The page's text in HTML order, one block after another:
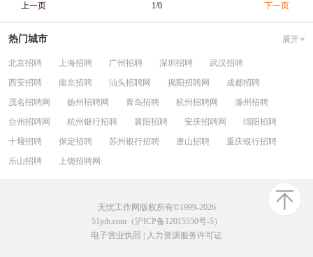
上一页 1/0 下一页
热门城市 展开
北京招聘 上海招聘 广州招聘 深圳招聘
武汉招聘
西安招聘
南京招聘 汕头招聘网 揭阳招聘网
成都招聘
茂名招聘网
扬州招聘网 青岛招聘 杭州招聘网
滁州招聘
台州招聘网
杭州银行招聘 襄阳招聘 安庆招聘网
绵阳招聘
十堰招聘
保定招聘 苏州银行招聘 唐山招聘
重庆银行招聘
乐山招聘
上饶招聘网
无忧工作网版权所有©1999-2026
51job.com（沪ICP备12015550号-5）
电子营业执照
人力资源服务许可证